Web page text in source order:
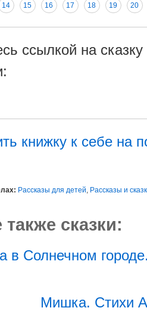
14 15 16 17 18 19 20
ссылкой на сказку
книжку к себе на
Рассказы для детей, Рассказы и
также сказки:
в Солнечном
Мишка. Стихи